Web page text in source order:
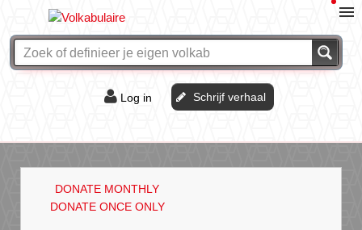
Log in Schrijf verhaal
DONATE MONTHLY
DONATE ONCE ONLY